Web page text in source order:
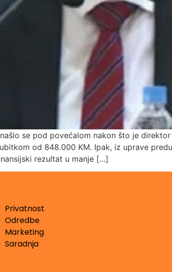
se pod povećalom nakon što je
od 848.000 KM. Ipak, iz uprave
rezultat u manje […]
Privatnost
Odredbe
Marketing
Saradnja